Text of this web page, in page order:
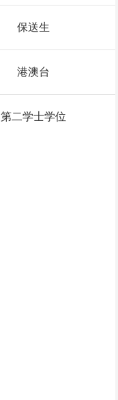
保送生
港澳台
第二学士学位